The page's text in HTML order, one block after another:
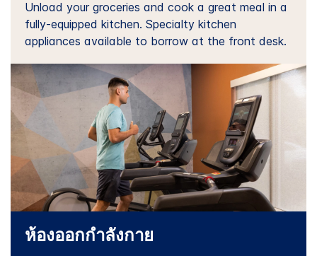
Unload your groceries and cook a great meal in a
fully-equipped kitchen. Specialty kitchen
appliances available to borrow at the front desk.
ห้องออกกำลังกาย